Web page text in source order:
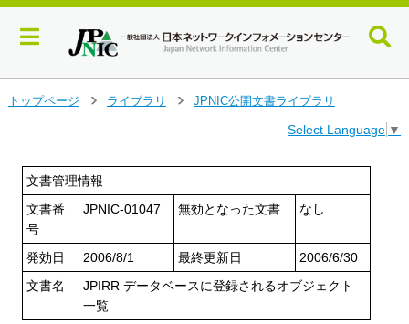
トップページ
ライブラリ
JPNIC公開文書ライブラリ
Select Language ▼
文書管理情報
文書番
号
JPNIC-01047 無効となった文書 なし
発効日 2006/8/1 最終更新日
2006/6/30
文書名
JPIRR データベースに登録されるオブジェクト
一覧